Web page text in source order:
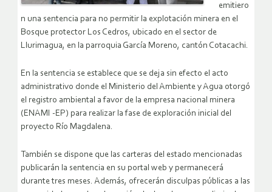
emitiero
n una sentencia para no permitir la explotación minera en el
Bosque protector Los Cedros, ubicado en el sector de
Llurimagua, en la parroquia García Moreno, cantón Cotacachi.
En la sentencia se establece que se deja sin efecto el acto
administrativo donde el Ministerio del Ambiente y Agua otorgó
el registro ambiental a favor de la empresa nacional minera
(ENAMI -EP) para realizar la fase de exploración inicial del
proyecto Río Magdalena.
También se dispone que las carteras del estado mencionadas
publicarán la sentencia en su portal web y permanecerá
durante tres meses. Además, ofrecerán disculpas públicas a las